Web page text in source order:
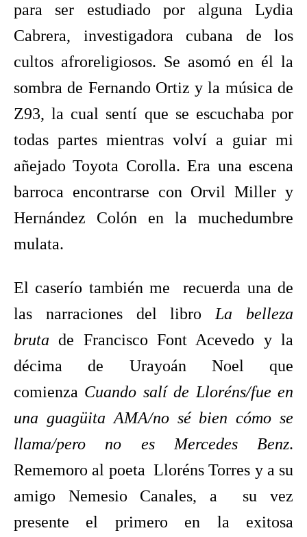
para ser estudiado por alguna Lydia
Cabrera, investigadora cubana de los
cultos afroreligiosos. Se asomó en él la
sombra de Fernando Ortiz y la música de
Z93, la cual sentí que se escuchaba por
todas partes mientras volví a guiar mi
añejado Toyota Corolla. Era una escena
barroca encontrarse con Orvil Miller y
Hernández Colón en la muchedumbre
mulata.
El caserío también me recuerda una de
las narraciones del libroLa belleza
bruta de Francisco Font Acevedo y la
décima de Urayoán Noel que
comienza Cuando salí de Lloréns/fue en
una guagüita AMA/no sé bien cómo se
llama/pero no es Mercedes Benz.
Rememoro al poeta Lloréns Torres y a su
amigo Nemesio Canales, a su vez
presente el primero en la exitosa